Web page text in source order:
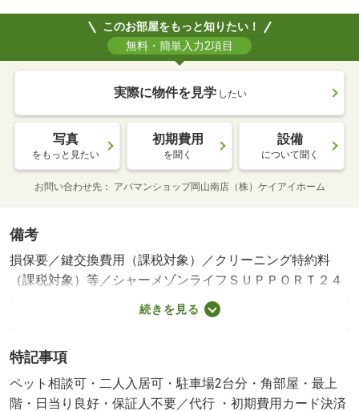
このお部屋をもっと知りたい！
無料・簡単入力2項目
実際に物件を見学 したい
写真
をもっと見たい
初期費用
を聞く
設備
について聞く
お問い合わせ先 アパマンショップ岡山南店（株）ケイアイホーム
備考
損保要／鍵交換費用（課税対象）／クリーニング特約料
（課税対象）等／シャーメゾンライフＳＵＰＰＯＲＴ２４
（課税対象） １３２０円（月額）／保証会社利用必：初
回３３，０００円＋月額支払額（家賃、共益費のほか、町
２％／二人入居可／子供可／ペット相談／駐２台可／［退
去時費用 原状回復費用：実費※故意・過失等別途実費］
町内会必ず加入 ペット飼育時（小型犬ｏｒ猫２匹ま
続きを見る
特記事項
ペット相談可・二人入居可・駐車場2台分・角部屋・最上
階・日当り良好・保証人不要／代行 ・初期費用カード決済